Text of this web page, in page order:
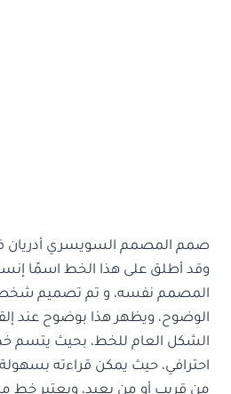
صمم المصمم السويسري أدريان
وقد أطلق على هذا الخط اسمًا
المصمم نفسه، و تم تصميم
الوضوح، ويظهر هذا بوضوح عند
الشكل العام للخط، بحيث يتسم
احترافي، حيث يمكن قراءته
من قريب أو من بعيد، ويعتبر خط